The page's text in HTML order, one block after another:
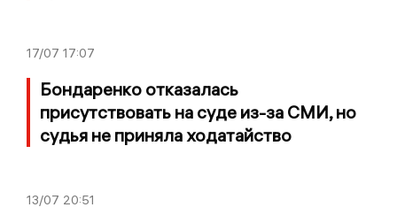
17/07 17:07
Бондаренко отказалась
присутствовать на суде из-за СМИ, но
судья не приняла ходатайство
13/07 20:51